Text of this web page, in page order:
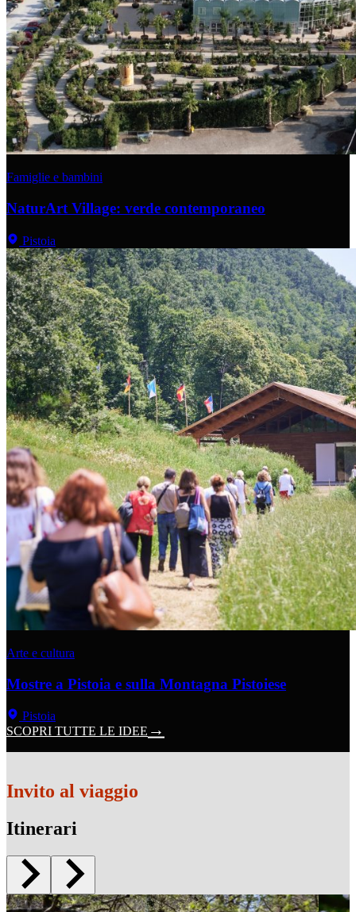
Famiglie e bambini
NaturArt Village: verde contemporaneo
Pistoia
Arte e cultura
Mostre a Pistoia e sulla Montagna Pistoiese
Pistoia
SCOPRI TUTTE LE IDEE
Invito al viaggio
Itinerari